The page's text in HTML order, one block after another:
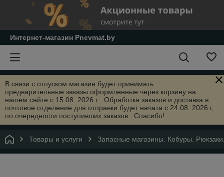
Интернет-магазин Pnevmat.by
В связи с отпуском магазин будет принимать
предварительные заказы оформленные через корзину на
нашем сайте с 15.08. 2026 г . Обработка заказов и доставка в
почтовое отделение для отправки будет начата с 24.08. 2026 г,
по очередности поступивших заказов. Спасибо!
Товары и услуги Запасные магазины. Кобуры.